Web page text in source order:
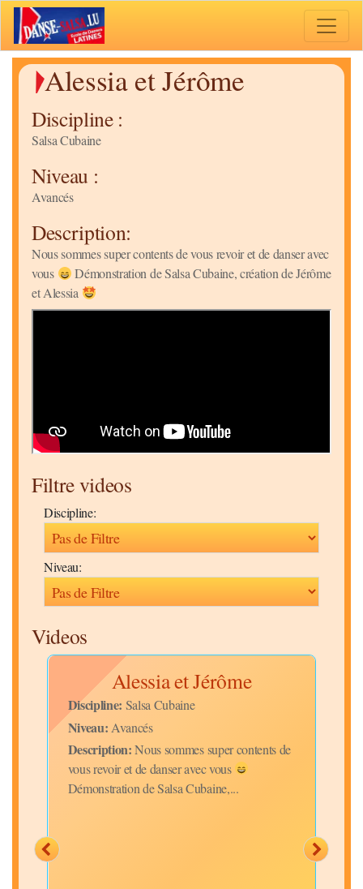
Alessia et Jérôme
Discipline :
Salsa Cubaine
Niveau :
Avancés
Description:
Nous sommes super contents de vous revoir et de danser avec
vous
Démonstration de Salsa Cubaine, création de Jérôme
et Alessia
Filtre videos
Discipline:
Niveau:
Videos
Alessia et Jérôme
Discipline: Salsa Cubaine
Niveau: Avancés
Description:Nous sommes super contents de
vous revoir et de danser avec vous
Démonstration de Salsa Cubaine,...